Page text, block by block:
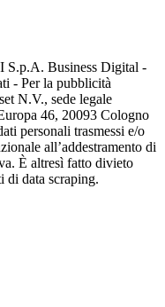
S.p.A. Business Digital -
- Per la pubblicità
N.V., sede legale
46, 20093 Cologno
personali trasmessi e/o
all’addestramento di
È altresì fatto divieto
di data scraping.